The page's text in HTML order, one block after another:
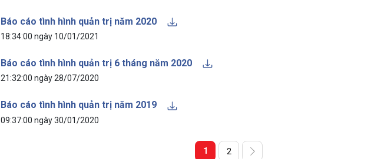
Báo cáo tình hình quản trị năm 2020
18:34:00 ngày 10/01/2021
Báo cáo tình hình quản trị 6 tháng năm 2020
21:32:00 ngày 28/07/2020
Báo cáo tình hình quản trị năm 2019
09:37:00 ngày 30/01/2020
1 2